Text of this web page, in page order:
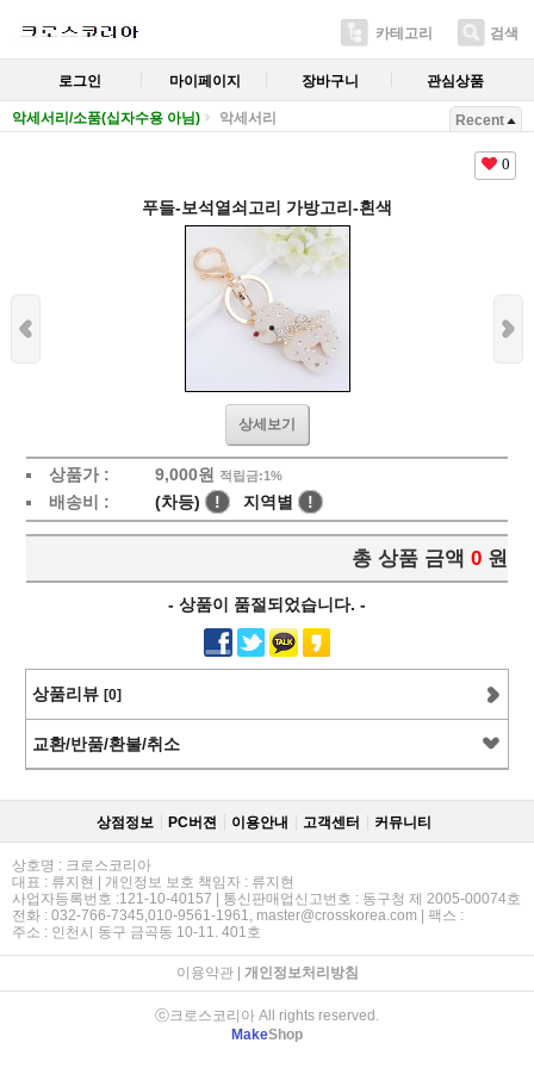
카테고리 검색
로그인 마이페이지 장바구니 관심상품
악세서리/소품(십자수용 아님) 악세서리 Recent
0
푸들-보석열쇠고리 가방고리-흰색
상세보기
상품가 : 9,000원 적립금:1%
배송비 : (차등) ! 지역별 !
총 상품 금액 0 원
- 상품이 품절되었습니다. -
상품리뷰 [0]
교환/반품/환불/취소
상점정보 PC버젼 이용안내 고객센터 커뮤니티
상호명 : 크로스코리아
대표 : 류지현 | 개인정보 보호 책임자 : 류지현
사업자등록번호 :121-10-40157 | 통신판매업신고번호 : 동구청 제 2005-00074호
전화 : 032-766-7345,010-9561-1961, master@crosskorea.com | 팩스 :
주소 : 인천시 동구 금곡동 10-11. 401호
이용약관| 개인정보처리방침
ⓒ크로스코리아 All rights reserved.
MakeShop